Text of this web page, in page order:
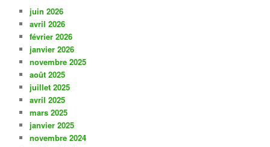
juin 2026
avril 2026
février 2026
janvier 2026
novembre 2025
août 2025
juillet 2025
avril 2025
mars 2025
janvier 2025
novembre 2024